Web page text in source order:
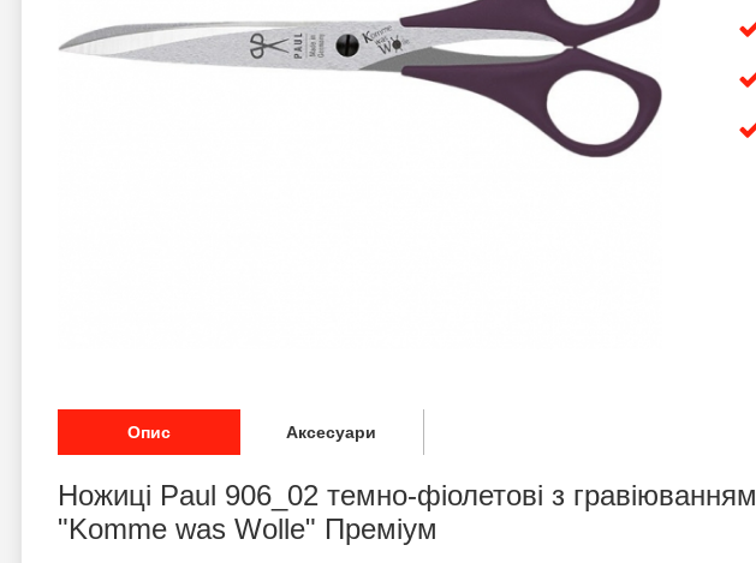
Опис Аксесуари
Ножиці Paul 906_02 темно-фіолетові з гравіюванням
"Komme was Wolle" Преміум